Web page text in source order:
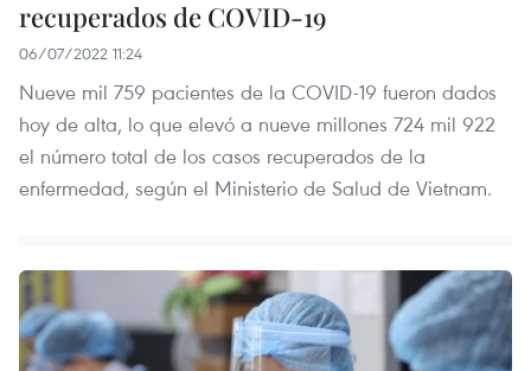
recuperados de COVID-19
06/07/2022 11:24
Nueve mil 759 pacientes de la COVID-19 fueron dados
hoy de alta, lo que elevó a nueve millones 724 mil 922
el número total de los casos recuperados de la
enfermedad, según el Ministerio de Salud de Vietnam.